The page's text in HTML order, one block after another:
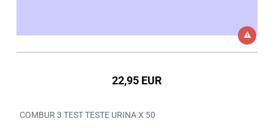
22,95 EUR
COMBUR 3 TEST TESTE URINA X 50